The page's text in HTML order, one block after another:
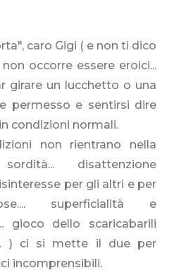
caro Gigi ( e non ti dico
occorre essere eroici...
girare un lucchetto o una
permesso e sentirsi dire
condizioni normali.
non rientrano nella
disattenzione
per gli altri e per
superficialità e
gioco dello scaricabarili
) ci si mette il due per
incomprensibili.